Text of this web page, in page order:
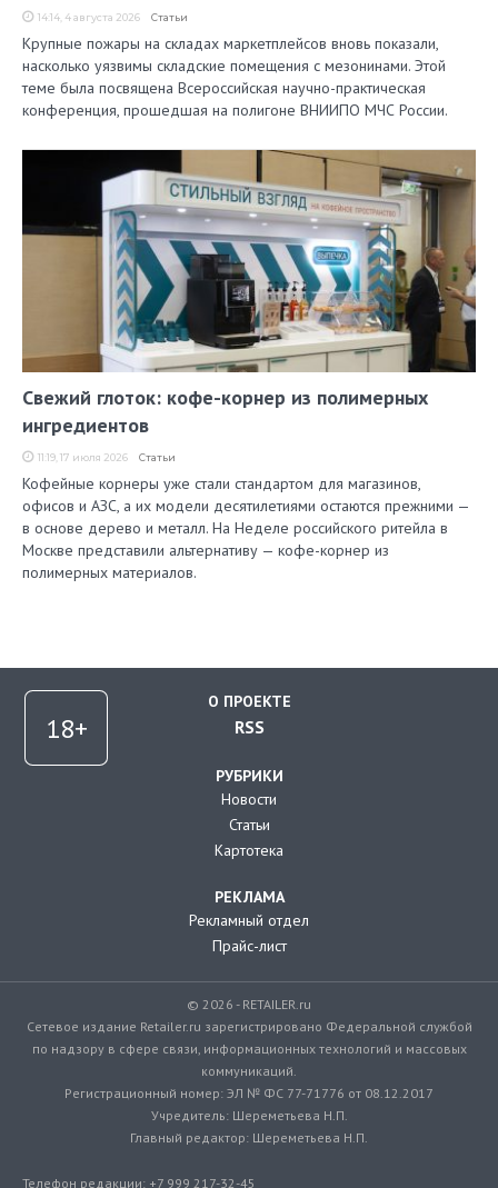
14:14, 4 августа 2026 Статьи
Крупные пожары на складах маркетплейсов вновь показали,
насколько уязвимы складские помещения с мезонинами. Этой
теме была посвящена Всероссийская научно-практическая
конференция, прошедшая на полигоне ВНИИПО МЧС России.
Свежий глоток: кофе-корнер из полимерных
ингредиентов
11:19, 17 июля 2026 Статьи
Кофейные корнеры уже стали стандартом для магазинов,
офисов и АЗС, а их модели десятилетиями остаются прежними —
в основе дерево и металл. На Неделе российского ритейла в
Москве представили альтернативу — кофе-корнер из
полимерных материалов.
О ПРОЕКТЕ
RSS
РУБРИКИ
Новости
Статьи
Картотека
РЕКЛАМА
Рекламный отдел
Прайс-лист
© 2026 - RETAILER.ru
Сетевое издание Retailer.ru зарегистрировано Федеральной службой
по надзору в сфере связи, информационных технологий и массовых
коммуникаций.
Регистрационный номер: ЭЛ № ФС 77-71776 от 08.12.2017
Учредитель: Шереметьева Н.П.
Главный редактор: Шереметьева Н.П.
Телефон редакции: +7 999 217-32-45